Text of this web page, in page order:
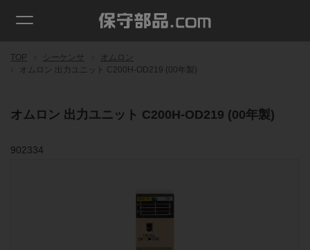
TOP シーケンサ
オムロン
オムロン 出力ユニット C200H-OD219 (00年製)
オムロン 出力ユニット C200H-OD219 (00年製)
902334